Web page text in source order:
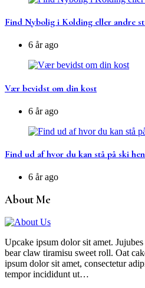
Find Nybolig i Kolding eller andre
6 år ago
Vær bevidst om din kost
6 år ago
Find ud af hvor du kan stå på ski
6 år ago
About Me
Upcake ipsum dolor sit amet.
bear claw tiramisu sweet roll. Oat
ipsum dolor sit amet, consectetur
tempor incididunt ut…